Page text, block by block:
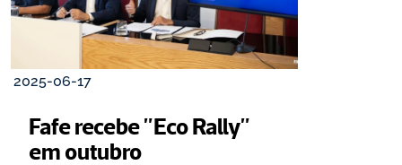
2025-06-17
Fafe recebe "Eco Rally"
em outubro